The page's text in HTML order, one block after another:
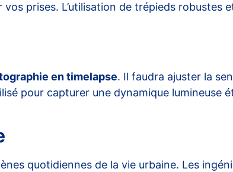
prises. L’utilisation de trépieds robustes
en timelapse. Il faudra ajuster la
pour capturer une dynamique lumineuse
quotidiennes de la vie urbaine. Les